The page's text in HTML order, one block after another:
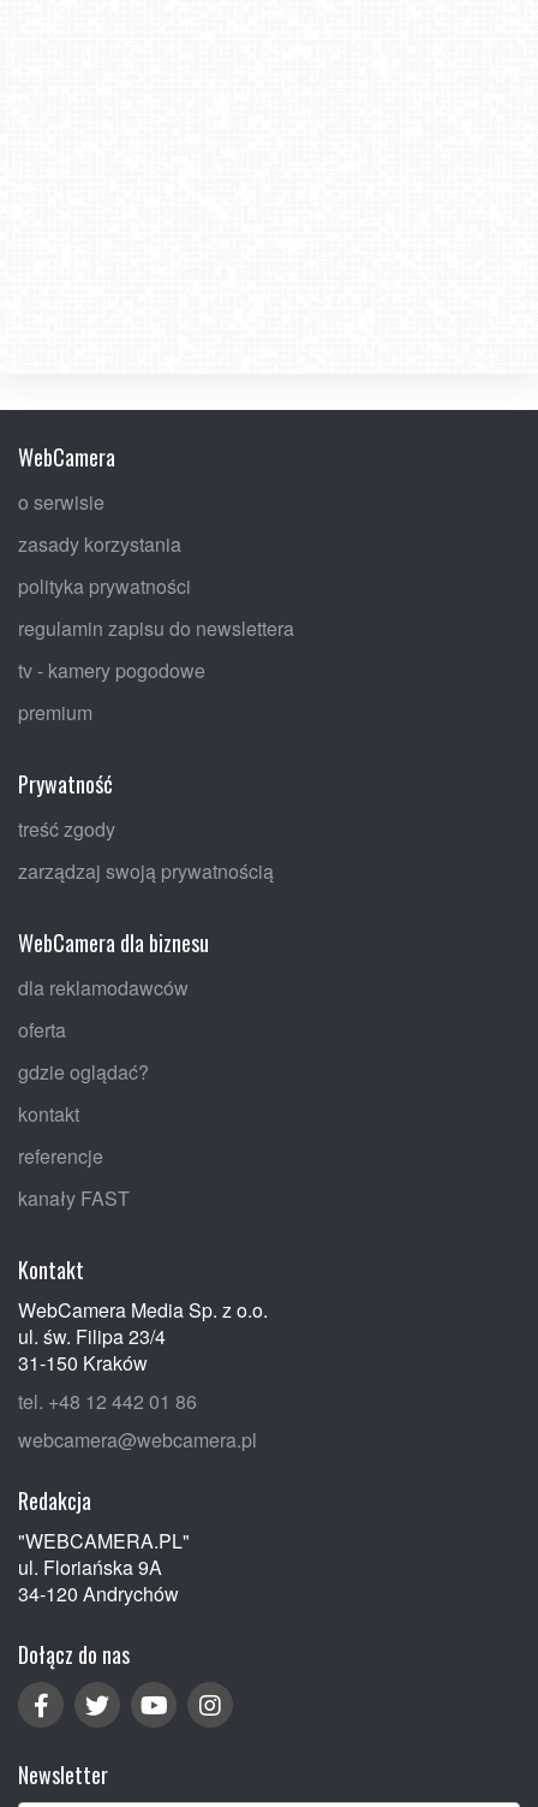
WebCamera
o serwisie
zasady korzystania
polityka prywatności
regulamin zapisu do newslettera
tv - kamery pogodowe
premium
Prywatność
treść zgody
zarządzaj swoją prywatnością
WebCamera dla biznesu
dla reklamodawców
oferta
gdzie oglądać?
kontakt
referencje
kanały FAST
Kontakt
WebCamera Media Sp. z o.o.
ul. św. Filipa 23/4
31-150 Kraków
tel. +48 12 442 01 86
webcamera@webcamera.pl
Redakcja
"WEBCAMERA.PL"
ul. Floriańska 9A
34-120 Andrychów
Dołącz do nas
Newsletter